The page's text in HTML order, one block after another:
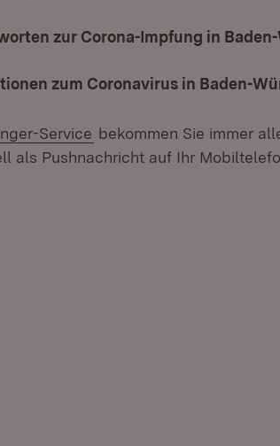
zur Corona-Impfung in
zum Coronavirus in Baden-
Service bekommen Sie immer
als Pushnachricht auf Ihr